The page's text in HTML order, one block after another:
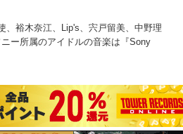
、裕木奈江、Lip's、宍戸留美、中野理
ー所属のアイドルの音楽は『Sony